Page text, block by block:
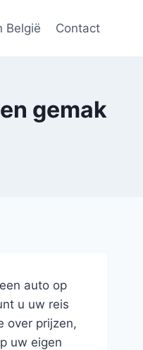
België Contact
gemak
auto op
u uw reis
over prijzen,
uw eigen